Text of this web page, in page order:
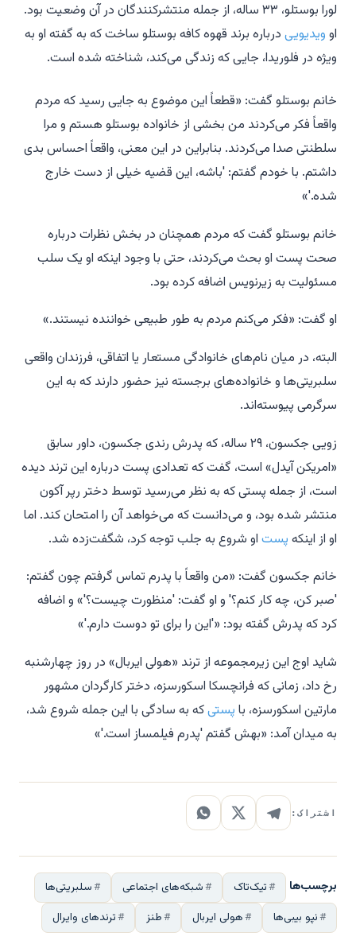
لورا بوستلو، ۳۳ ساله، از جمله منتشرکنندگان در آن وضعیت بود.
او ویدیویی درباره برند قهوه کافه بوستلو ساخت که به گفته او به
ویژه در فلوریدا، جایی که زندگی می‌کند، شناخته شده است.
خانم بوستلو گفت: «قطعاً این موضوع به جایی رسید که مردم
واقعاً فکر می‌کردند من بخشی از خانواده بوستلو هستم و مرا
سلطنتی صدا می‌کردند. بنابراین در این معنی، واقعاً احساس بدی
داشتم. با خودم گفتم: 'باشه، این قضیه خیلی از دست خارج
شده.'»
خانم بوستلو گفت که مردم همچنان در بخش نظرات درباره
صحت پست او بحث می‌کردند، حتی با وجود اینکه او یک سلب
مسئولیت به زیرنویس اضافه کرده بود.
او گفت: «فکر می‌کنم مردم به طور طبیعی خواننده نیستند.»
البته، در میان نام‌های خانوادگی مستعار یا اتفاقی، فرزندان واقعی
سلبریتی‌ها و خانواده‌های برجسته نیز حضور دارند که به این
سرگرمی پیوسته‌اند.
زویی جکسون، ۲۹ ساله، که پدرش رندی جکسون، داور سابق
«امریکن آیدل» است، گفت که تعدادی پست درباره این ترند دیده
است، از جمله پستی که به نظر می‌رسید توسط دختر رپر آکون
منتشر شده بود، و می‌دانست که می‌خواهد آن را امتحان کند. اما
او از اینکه پست او شروع به جلب توجه کرد، شگفت‌زده شد.
خانم جکسون گفت: «من واقعاً با پدرم تماس گرفتم چون گفتم:
'صبر کن، چه کار کنم؟' و او گفت: 'منظورت چیست؟'» و اضافه
کرد که پدرش گفته بود: «'این را برای تو دوست دارم.'»
شاید اوج این زیرمجموعه از ترند «هولی ایربال» در روز چهارشنبه
رخ داد، زمانی که فرانچسکا اسکورسزه، دختر کارگردان مشهور
مارتین اسکورسزه، با پستیکه به سادگی با این جمله شروع شد،
به میدان آمد: «بهش گفتم 'پدرم فیلمساز است.'»
اشتراک:
برچسب‌ها تیک‌تاک شبکه‌های اجتماعی
سلبریتی‌ها
نپو بیبی‌ها
هولی ایربال طنز ترندهای وایرال